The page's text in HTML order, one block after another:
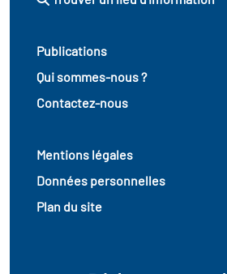
Publications
Qui sommes-nous ?
Contactez-nous
Mentions légales
Données personnelles
Plan du site